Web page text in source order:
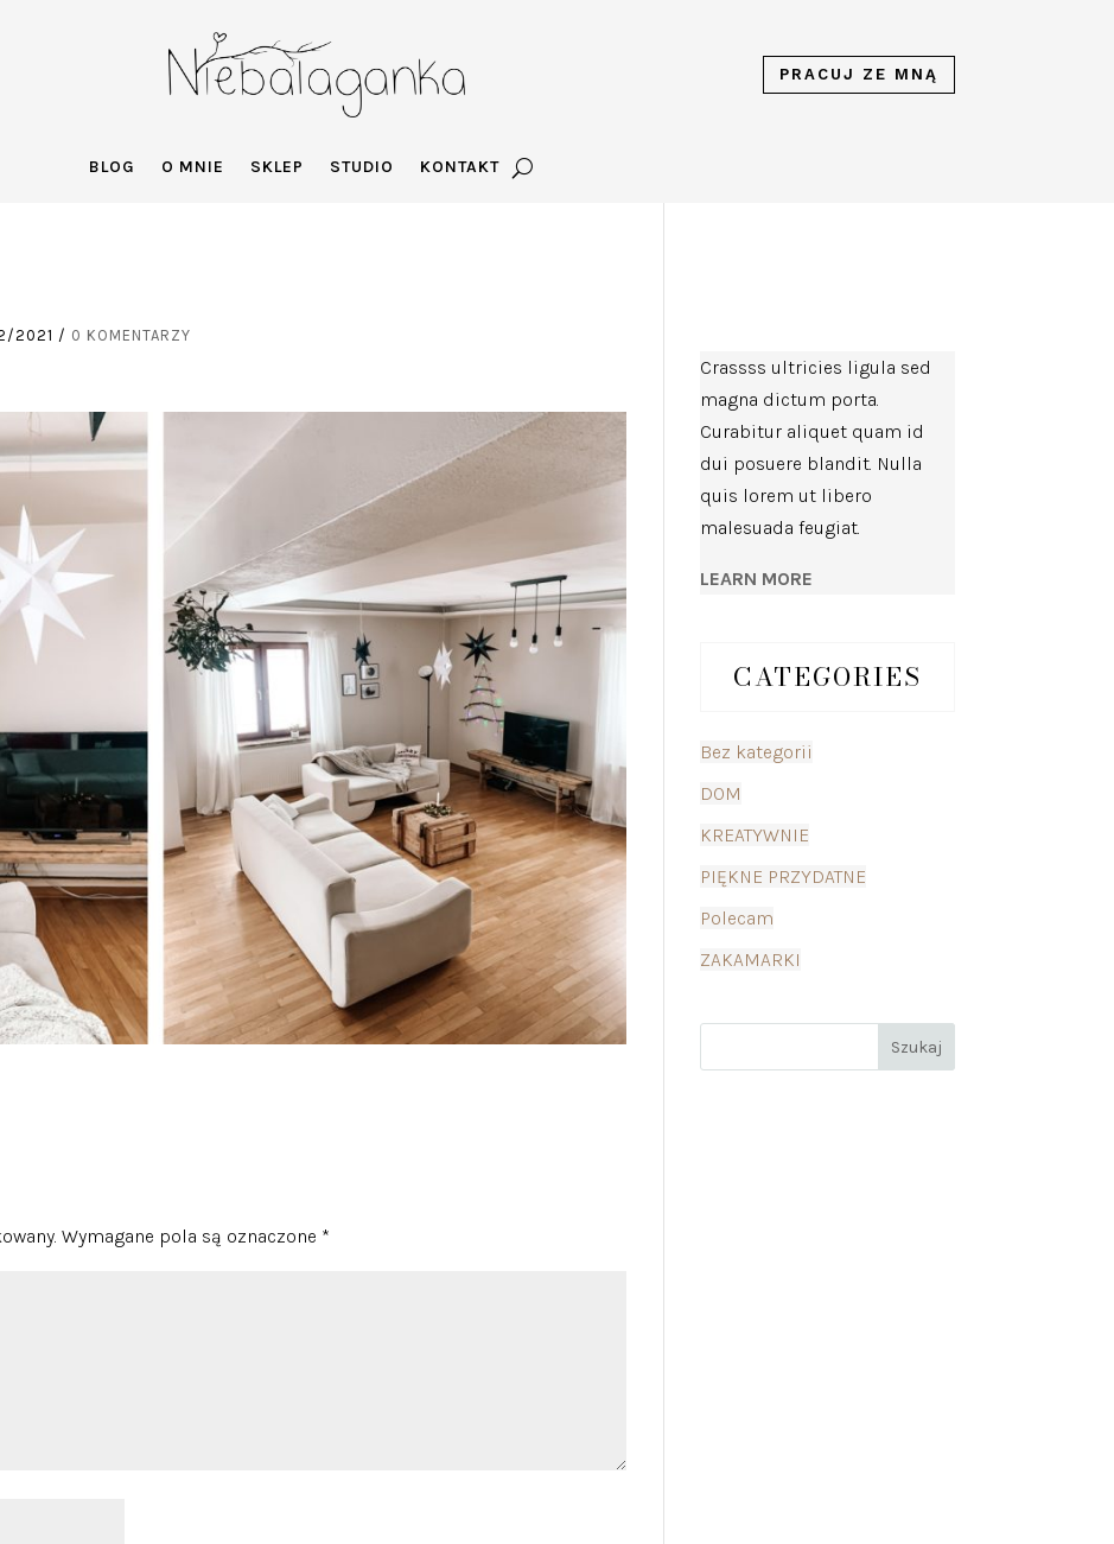
PRACUJ ZE MNĄ
BLOG O MNIE SKLEP STUDIO KONTAKT
2021 / 0 KOMENTARZY
Wymagane pola są oznaczone *
Crassss ultricies ligula sed
magna dictum porta.
Curabitur aliquet quam id
dui posuere blandit. Nulla
quis lorem ut libero
malesuada feugiat.
LEARN MORE
CATEGORIES
Bez kategorii
DOM
KREATYWNIE
PIĘKNE PRZYDATNE
Polecam
ZAKAMARKI